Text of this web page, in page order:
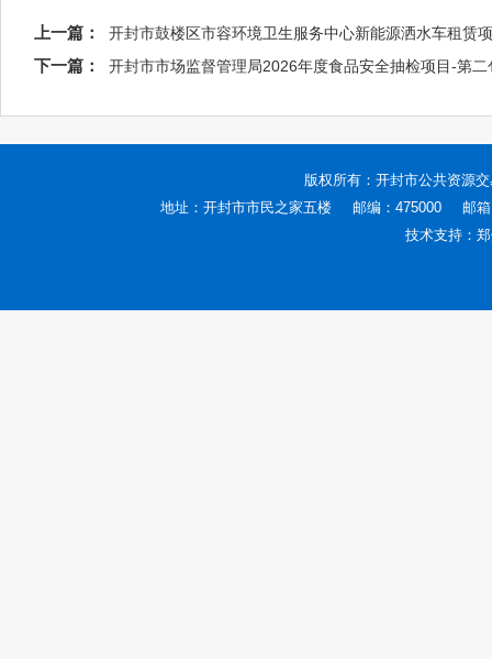
上一篇： 开封市鼓楼区市容环境卫生服务中心新能源洒水车租赁
下一篇： 开封市市场监督管理局2026年度食品安全抽检项目-第
版权所有： 开封市公共资源
地址：开封市市民之家五楼
邮编：475000
邮
技术支持：